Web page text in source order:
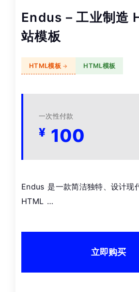
Endus – 工业制造
站模板
HTML模板 HTML模板
一次性付款
¥ 100
Endus 是一款简洁独特、设计现
HTML …
立即购买